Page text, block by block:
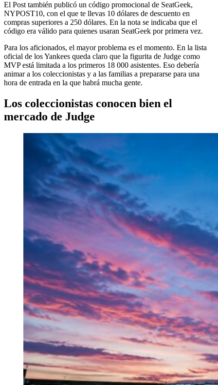
El Post también publicó un código promocional de SeatGeek,
NYPOST10, con el que te llevas 10 dólares de descuento en
compras superiores a 250 dólares. En la nota se indicaba que el
código era válido para quienes usaran SeatGeek por primera vez.
Para los aficionados, el mayor problema es el momento. En la lista
oficial de los Yankees queda claro que la figurita de Judge como
MVP está limitada a los primeros 18 000 asistentes. Eso debería
animar a los coleccionistas y a las familias a prepararse para una
hora de entrada en la que habrá mucha gente.
Los coleccionistas conocen bien el
mercado de Judge